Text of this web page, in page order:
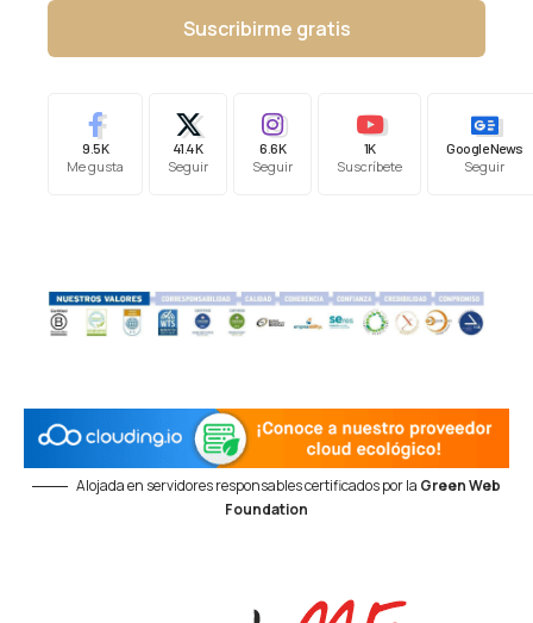
Suscribirme gratis
9.5K
Me gusta
41.4K
Seguir
6.6K
Seguir
1K
Suscríbete
Google News
Seguir
Alojada en servidores responsables certificados por la Green Web
Foundation